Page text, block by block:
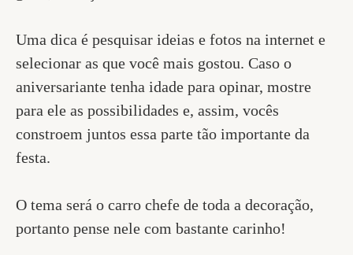
Uma dica é pesquisar ideias e fotos na internet e
selecionar as que você mais gostou. Caso o
aniversariante tenha idade para opinar, mostre
para ele as possibilidades e, assim, vocês
constroem juntos essa parte tão importante da
festa.
O tema será o carro chefe de toda a decoração,
portanto pense nele com bastante carinho!